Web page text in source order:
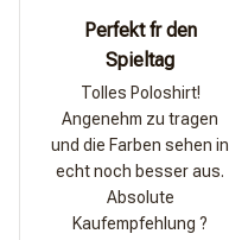
Perfekt fr den
Spieltag
Tolles Poloshirt!
Angenehm zu tragen
und die Farben sehen in
echt noch besser aus.
Absolute
Kaufempfehlung ?